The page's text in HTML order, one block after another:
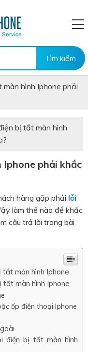
màn hình Iphone phải
bị tắt màn hình
phải khắc
hàng gặp phải lỗi
làm thế nào để khắc
câu trả lời trong bài
tắt màn hình Iphone
tắt màn hình Iphone
ốp điện thoại Iphone
điện bị tắt màn hình